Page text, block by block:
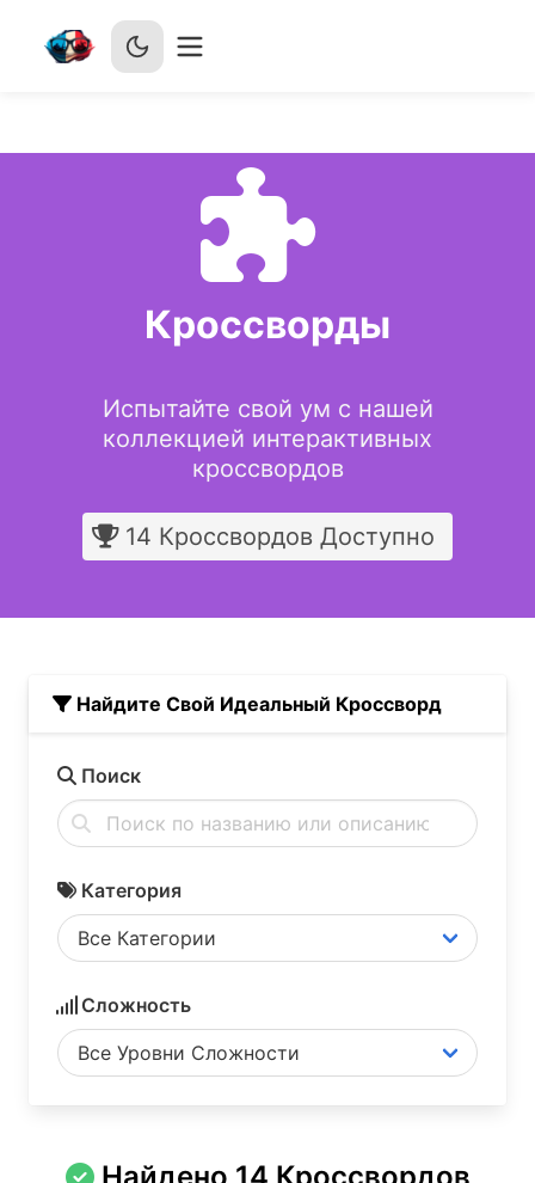
Кроссворды
Испытайте свой ум с нашей
коллекцией интерактивных
кроссвордов
14 Кроссвордов Доступно
Найдите Свой Идеальный Кроссворд
Поиск
Категория
Сложность